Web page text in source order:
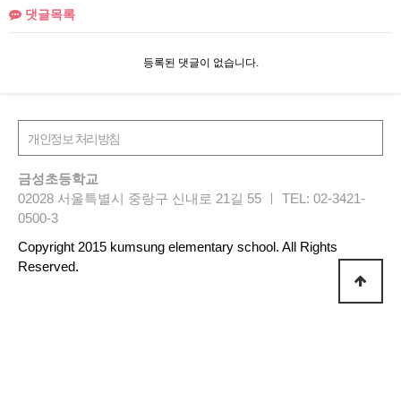
댓글목록
등록된 댓글이 없습니다.
금성초등학교
02028 서울특별시 중랑구 신내로 21길 55 ㅣ TEL: 02-3421-
0500-3
Copyright 2015 kumsung elementary school. All Rights
Reserved.